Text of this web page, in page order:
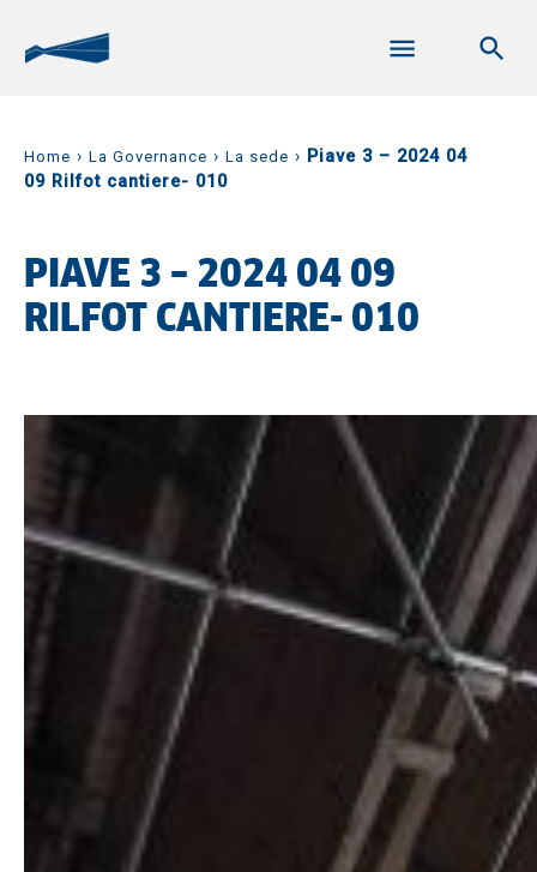
Home › La Governance › La sede › Piave 3 – 2024 04
09 Rilfot cantiere- 010
PIAVE 3 – 2024 04 09
RILFOT CANTIERE- 010